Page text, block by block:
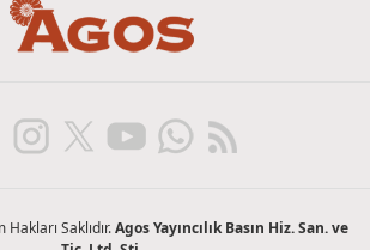
Saklıdır.Agos Yayıncılık Basın Hiz. San. ve